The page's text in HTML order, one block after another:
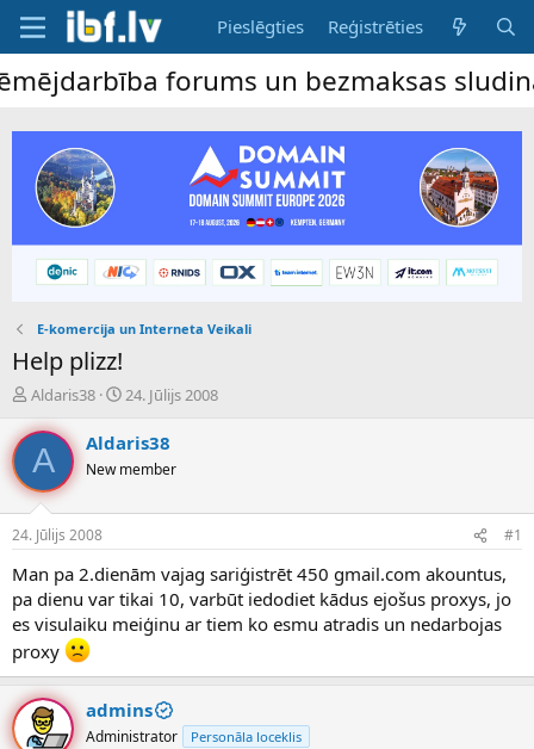
Pieslēgties Reģistrēties
forums un bezmaksas
E-komercija un Interneta Veikali
Help plizz!
P
v
e
d
i
n
u
z
s
ā
c
ē
j
s
Aldaris38
S
k
m
a
u
m
s
24. Jūlijs 2008
A Aldaris38
New member
24. Jūlijs 2008 #1
Man pa 2.dienām vajag sariģistrēt 450 gmail.com akountus,
pa dienu var tikai 10, varbūt iedodiet kādus ejošus proxys, jo
es visulaiku meiģinu ar tiem ko esmu atradis un nedarbojas
proxy
admins
Administrator Personāla loceklis